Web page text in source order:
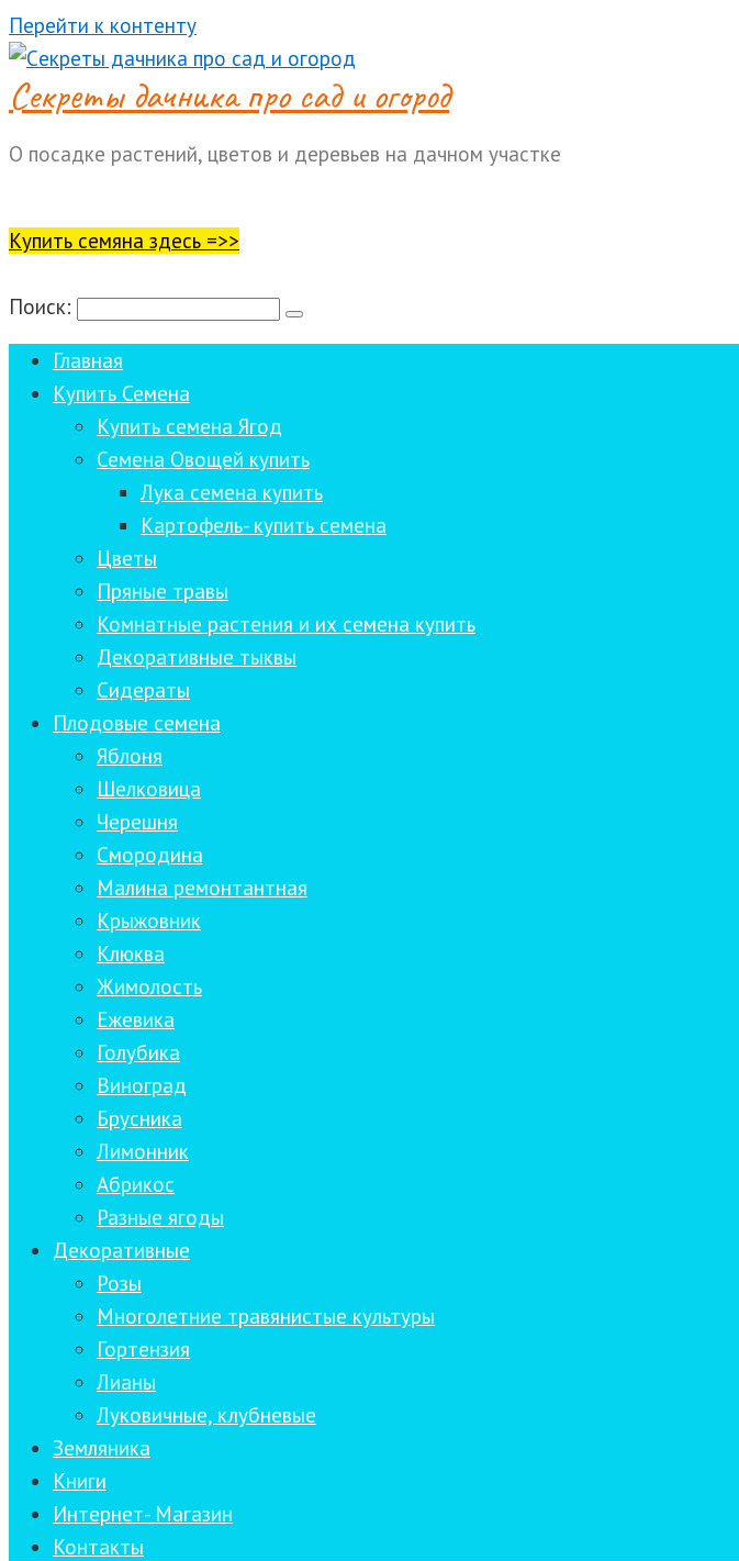
Перейти к контенту
Cекреты дачника про сад и огород
О посадке растений, цветов и деревьев на дачном участке
Купить семяна здесь =>>
Поиск:
Главная
Купить Семена
Купить семена Ягод
Семена Овощей купить
Лука семена купить
Картофель- купить семена
Цветы
Пряные травы
Комнатные растения и их семена купить
Декоративные тыквы
Сидераты
Плодовые семена
Яблоня
Шелковица
Черешня
Смородина
Малина ремонтантная
Крыжовник
Клюква
Жимолость
Ежевика
Голубика
Виноград
Брусника
Лимонник
Абрикос
Разные ягоды
Декоративные
Розы
Многолетние травянистые культуры
Гортензия
Лианы
Луковичные, клубневые
Земляника
Книги
Интернет- Магазин
Контакты